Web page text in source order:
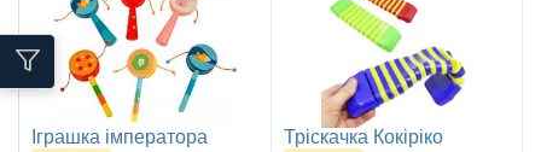
Іграшка імператора
Тріскачка Кокіріко